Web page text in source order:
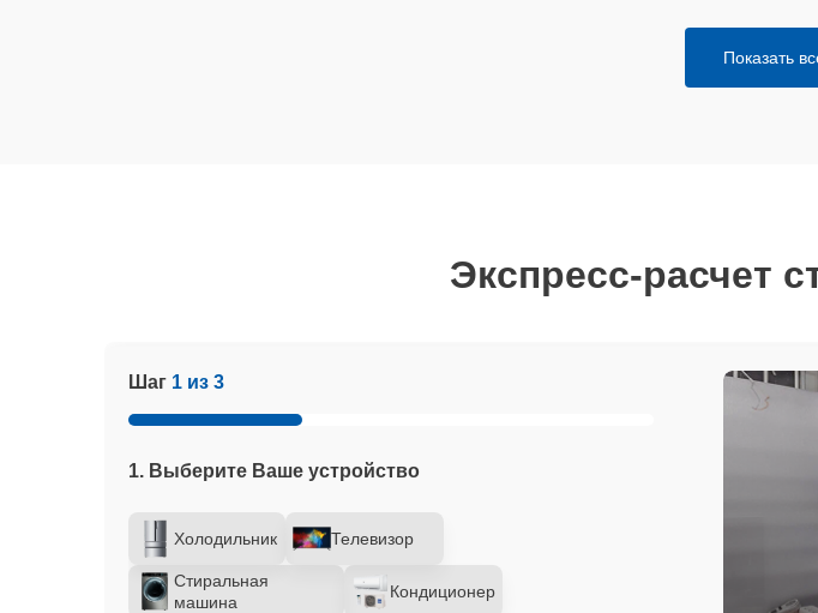
Показать
Экспресс-расчет
Шаг 1 из 3
1. Выберите Ваше устройство
Холодильник Телевизор
Стиральная
машина
Кондиционер